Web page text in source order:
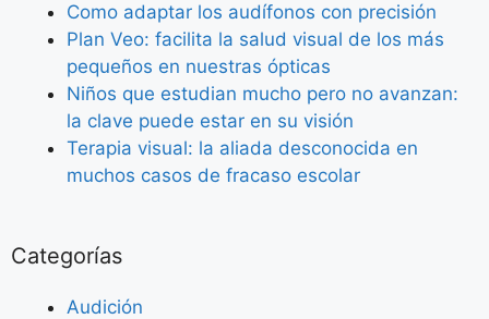
Como adaptar los audífonos con precisión
Plan Veo: facilita la salud visual de los más
pequeños en nuestras ópticas
Niños que estudian mucho pero no avanzan:
la clave puede estar en su visión
Terapia visual: la aliada desconocida en
muchos casos de fracaso escolar
Categorías
Audición